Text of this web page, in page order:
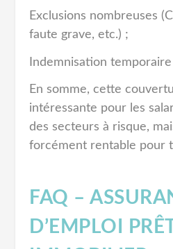
Exclusions nombreuses
faute grave, etc.) ;
Indemnisation
En somme, cette
intéressante pour les
des secteurs à risque,
forcément rentable pour
FAQ –
D’EMPLOI